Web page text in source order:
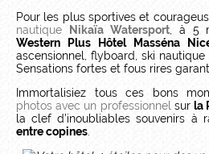
Pour les plus sportives et
nautique
Nikaïa Watersport, à 5
Western Plus Hôtel Masséna
ascensionnel, flyboard, ski
Sensations fortes et fous rires
Immortalisiez tous ces bons
photos avec un professionnel sur la
la clef d’inoubliables souvenirs à
entre copines